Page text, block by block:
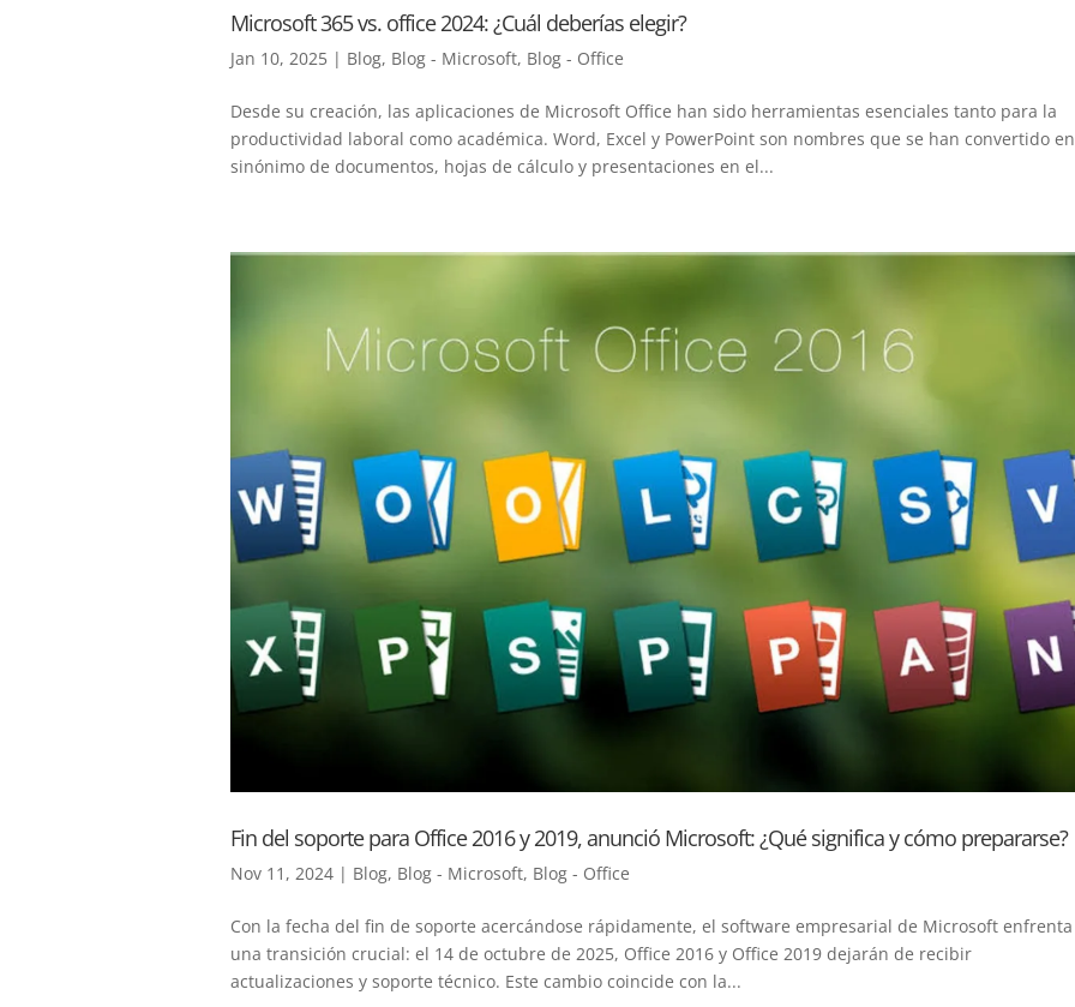
Microsoft 365 vs. office 2024: ¿Cuál deberías elegir?
Jan 10, 2025 | Blog, Blog - Microsoft, Blog - Office
Desde su creación, las aplicaciones de Microsoft Office han sido herramientas esenciales tanto para la
productividad laboral como académica. Word, Excel y PowerPoint son nombres que se han convertido en
sinónimo de documentos, hojas de cálculo y presentaciones en el...
Fin del soporte para Office 2016 y 2019, anunció Microsoft: ¿Qué significa y cómo prepararse?
Nov 11, 2024 | Blog, Blog - Microsoft, Blog - Office
Con la fecha del fin de soporte acercándose rápidamente, el software empresarial de Microsoft enfrenta
una transición crucial: el 14 de octubre de 2025, Office 2016 y Office 2019 dejarán de recibir
actualizaciones y soporte técnico. Este cambio coincide con la...